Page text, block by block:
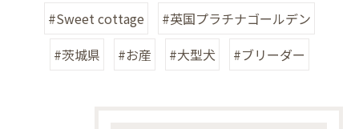
#Sweet cottage
#英国プラチナゴールデン
#茨城県
#お産 #大型犬 #ブリーダー